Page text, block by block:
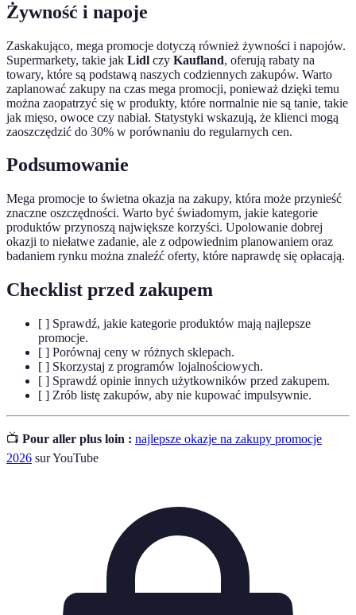
Żywność i napoje
Zaskakująco, mega promocje dotyczą również żywności i napojów.
Supermarkety, takie jak Lidl czy Kaufland, oferują rabaty na
towary, które są podstawą naszych codziennych zakupów. Warto
zaplanować zakupy na czas mega promocji, ponieważ dzięki temu
można zaopatrzyć się w produkty, które normalnie nie są tanie, takie
jak mięso, owoce czy nabiał. Statystyki wskazują, że klienci mogą
zaoszczędzić do 30% w porównaniu do regularnych cen.
Podsumowanie
Mega promocje to świetna okazja na zakupy, która może przynieść
znaczne oszczędności. Warto być świadomym, jakie kategorie
produktów przynoszą największe korzyści. Upolowanie dobrej
okazji to niełatwe zadanie, ale z odpowiednim planowaniem oraz
badaniem rynku można znaleźć oferty, które naprawdę się opłacają.
Checklist przed zakupem
[ ] Sprawdź, jakie kategorie produktów mają najlepsze
promocje.
[ ] Porównaj ceny w różnych sklepach.
[ ] Skorzystaj z programów lojalnościowych.
[ ] Sprawdź opinie innych użytkowników przed zakupem.
[ ] Zrób listę zakupów, aby nie kupować impulsywnie.
📺 Pour aller plus loin : najlepsze okazje na zakupy promocje
2026 sur YouTube